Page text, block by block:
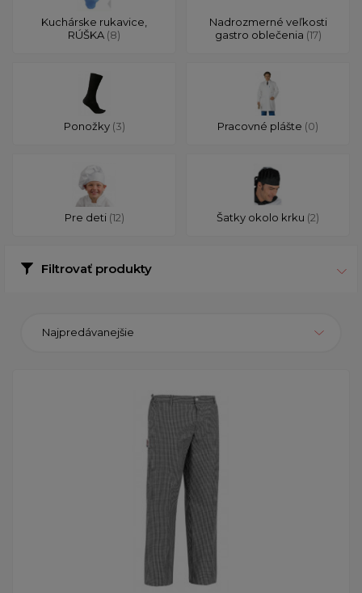
Kuchárske rukavice,
RÚŠKA (8)
Nadrozmerné veľkosti
gastro oblečenia (17)
Ponožky (3) Pracovné plášte (0)
Pre deti (12) Šatky okolo krku (2)
Filtrovať produkty
Najpredávanejšie